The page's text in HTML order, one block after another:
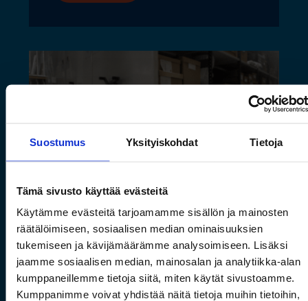
Suostumus Yksityiskohdat Tietoja
Tämä sivusto käyttää evästeitä
Käytämme evästeitä tarjoamamme sisällön ja mainosten
räätälöimiseen, sosiaalisen median ominaisuuksien
tukemiseen ja kävijämäärämme analysoimiseen. Lisäksi
jaamme sosiaalisen median, mainosalan ja analytiikka-alan
kumppaneillemme tietoja siitä, miten käytät sivustoamme.
Kumppanimme voivat yhdistää näitä tietoja muihin tietoihin,
Saamelaismuseon ja
luontokeskuksen esineistölle
sopivat ilmastoidut ja
kestävät säilytysratkaisut